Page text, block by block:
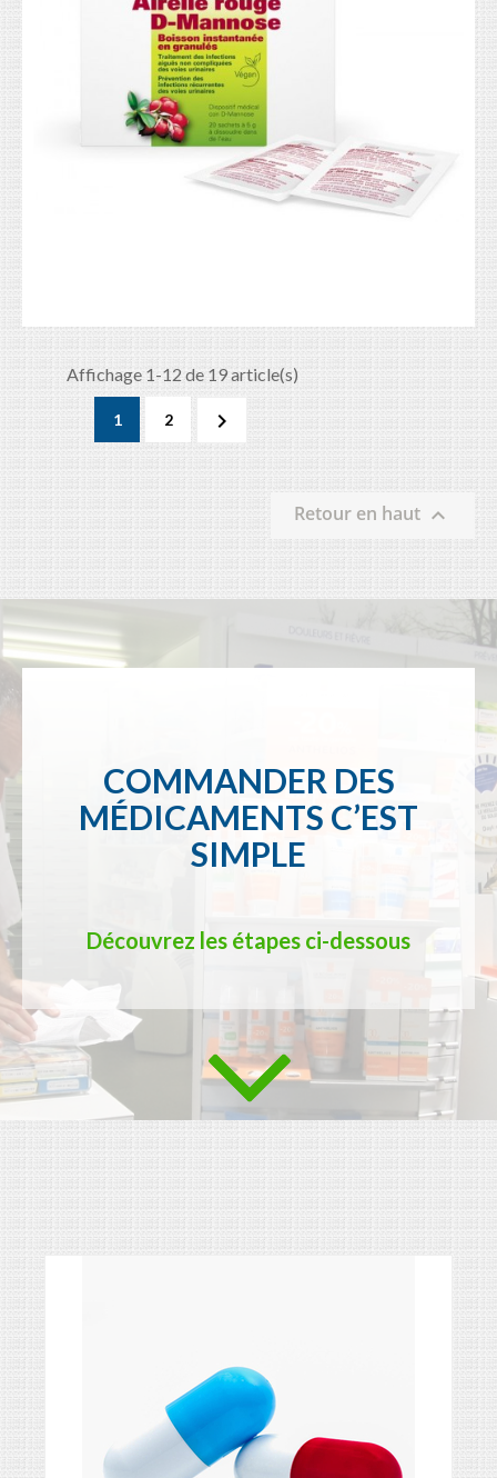
Affichage 1-12 de 19 article(s)
1 2 
Retour en haut 
COMMANDER DES
MÉDICAMENTS C’EST
SIMPLE
Découvrez les étapes ci-dessous